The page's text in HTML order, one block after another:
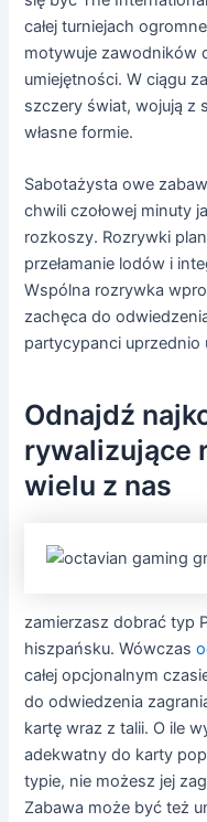
całej turniejach
motywuje zawodników
umiejętności. W ciągu
szczery świat, wojują z
własne formie.
Sabotażysta owe
chwili czołowej minuty
rozkoszy. Rozrywki
przełamanie lodów i
Wspólna rozrywka
zachęca do
partycypanci uprzednio
Odnajdź
rywalizujące
wielu z nas
zamierzasz dobrać typ
hiszpańsku. Wówczas
całej opcjonalnym
do odwiedzenia
kartę wraz z talii. O ile
adekwatny do karty
typie, nie możesz jej
Zabawa może być też